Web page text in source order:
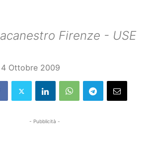
Firenze - USE
4 Ottobre 2009
- Pubblicità -